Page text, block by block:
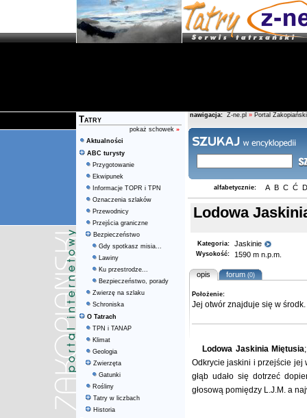
Tatry
pokaż schowek »
Aktualności
ABC turysty
Przygotowanie
Ekwipunek
Informacje TOPR i TPN
Oznaczenia szlaków
Przewodnicy
Przejścia graniczne
Bezpieczeństwo
Gdy spotkasz misia...
Lawiny
Ku przestrodze...
Bezpieczeństwo, porady
Zwierzę na szlaku
Schroniska
O Tatrach
TPN i TANAP
Klimat
Geologia
Zwierzęta
Gatunki
Rośliny
Tatry w liczbach
Historia
nawigacja: Z-ne.pl » Portal Zakopiański
alfabetycznie: A B C Ć D
Lodowa
Kategoria: Jaskinie
Wysokość: 1590 m n.p.m.
opis forum(0)
Położenie:
Jej otwór znajduje się w
Lodowa Jaskinia Miętusia
Odkrycie jaskini i przejście jej
głąb udało się dotrzeć
głosową pomiędzy L.J.M. a